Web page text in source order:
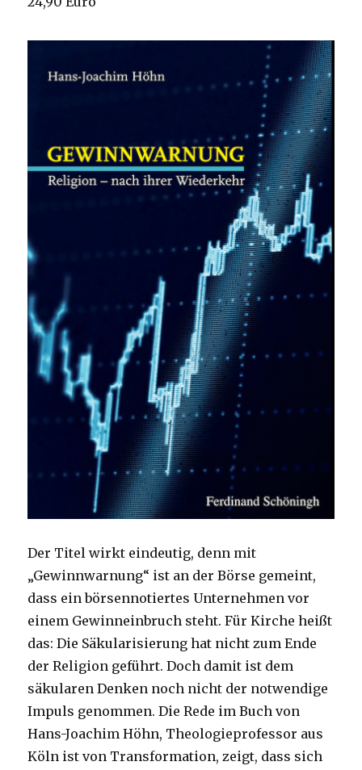
Der Titel wirkt eindeutig, denn mit
„Gewinnwarnung“ ist an der Börse gemeint,
dass ein börsennotiertes Unternehmen vor
einem Gewinneinbruch steht. Für Kirche heißt
das: Die Säkularisierung hat nicht zum Ende
der Religion geführt. Doch damit ist dem
säkularen Denken noch nicht der notwendige
Impuls genommen. Die Rede im Buch von
Hans-Joachim Höhn, Theologieprofessor aus
Köln ist von Transformation, zeigt, dass sich